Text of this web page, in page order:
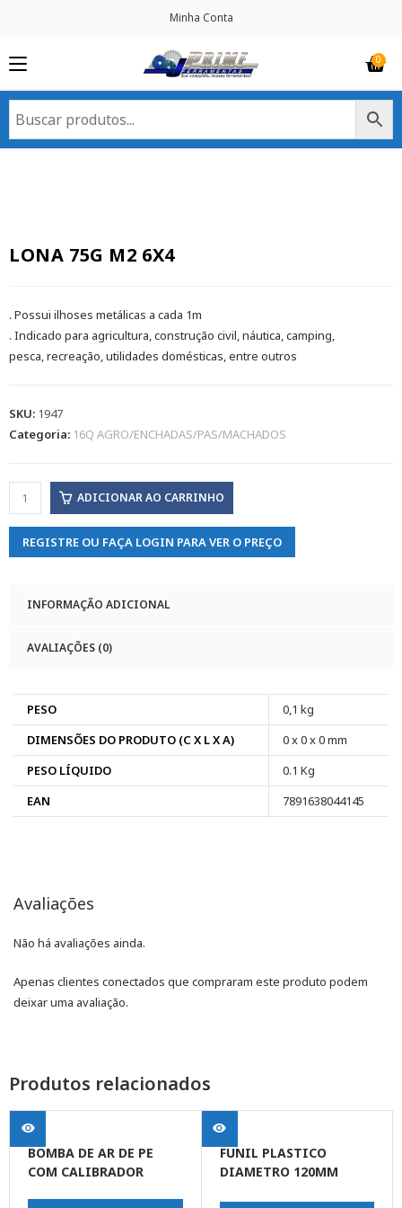
Minha Conta
LONA 75G M2 6X4
. Possui ilhoses metálicas a cada 1m
. Indicado para agricultura, construção civil, náutica, camping,
pesca, recreação, utilidades domésticas, entre outros
SKU: 1947
Categoria: 16Q AGRO/ENCHADAS/PAS/MACHADOS
ADICIONAR AO CARRINHO
REGISTRE OU FAÇA LOGIN PARA VER O PREÇO
INFORMAÇÃO ADICIONAL
AVALIAÇÕES (0)
PESO
0,1 kg
DIMENSÕES DO PRODUTO (C X L X A)
0 x 0 x 0 mm
PESO LÍQUIDO
0.1 Kg
EAN
7891638044145
Avaliações
Não há avaliações ainda.
Apenas clientes conectados que compraram este produto podem
deixar uma avaliação.
Produtos relacionados
BOMBA DE AR DE PE
COM CALIBRADOR
FUNIL PLASTICO
DIAMETRO 120MM